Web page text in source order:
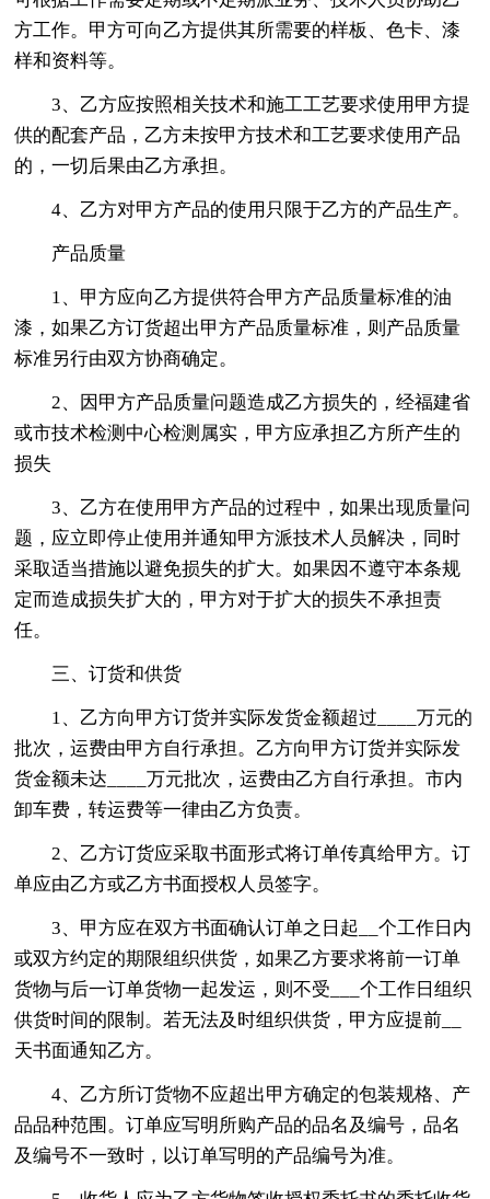
方工作。甲方可向乙方提供其所需要的样板、色卡、漆
样和资料等。
3、乙方应按照相关技术和施工工艺要求使用甲方提
供的配套产品，乙方未按甲方技术和工艺要求使用产品
的，一切后果由乙方承担。
4、乙方对甲方产品的使用只限于乙方的产品生产。
产品质量
1、甲方应向乙方提供符合甲方产品质量标准的油
漆，如果乙方订货超出甲方产品质量标准，则产品质量
标准另行由双方协商确定。
2、因甲方产品质量问题造成乙方损失的，经福建省
或市技术检测中心检测属实，甲方应承担乙方所产生的
损失
3、乙方在使用甲方产品的过程中，如果出现质量问
题，应立即停止使用并通知甲方派技术人员解决，同时
采取适当措施以避免损失的扩大。如果因不遵守本条规
定而造成损失扩大的，甲方对于扩大的损失不承担责
任。
三、订货和供货
1、乙方向甲方订货并实际发货金额超过____万元的
批次，运费由甲方自行承担。乙方向甲方订货并实际发
货金额未达____万元批次，运费由乙方自行承担。市内
卸车费，转运费等一律由乙方负责。
2、乙方订货应采取书面形式将订单传真给甲方。订
单应由乙方或乙方书面授权人员签字。
3、甲方应在双方书面确认订单之日起__个工作日内
或双方约定的期限组织供货，如果乙方要求将前一订单
货物与后一订单货物一起发运，则不受___个工作日组织
供货时间的限制。若无法及时组织供货，甲方应提前__
天书面通知乙方。
4、乙方所订货物不应超出甲方确定的包装规格、产
品品种范围。订单应写明所购产品的品名及编号，品名
及编号不一致时，以订单写明的产品编号为准。